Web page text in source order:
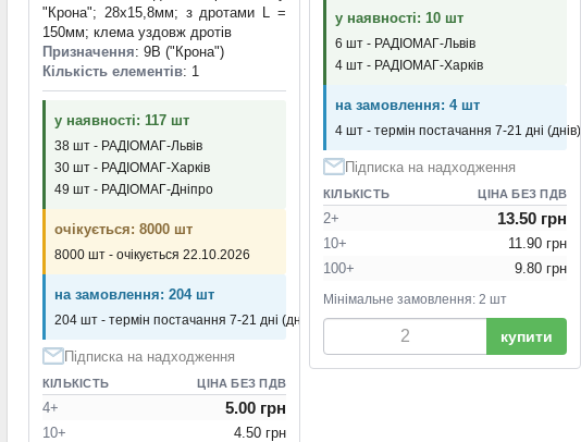
"Крона"; 28х15,8мм; з дротами L =
150мм; клема уздовж дротів
Призначення: 9В ("Крона")
Кількість елементів: 1
у наявності: 117 шт
38 шт - РАДІОМАГ-Львів
30 шт - РАДІОМАГ-Харків
49 шт - РАДІОМАГ-Дніпро
очікується: 8000 шт
8000 шт - очікується 22.10.2026
на замовлення: 204 шт
204 шт - термін постачання 7-21 дні (днів)
Підписка на надходження
КІЛЬКІСТЬ ЦІНА БЕЗ ПДВ
4+ 5.00 грн
10+ 4.50 грн
у наявності: 10 шт
6 шт - РАДІОМАГ-Львів
4 шт - РАДІОМАГ-Харків
на замовлення: 4 шт
4 шт - термін постачання 7-21 дні (днів)
Підписка на надходження
КІЛЬКІСТЬ ЦІНА БЕЗ ПДВ
2+ 13.50 грн
10+
11.90 грн
100+
9.80 грн
Мінімальне замовлення: 2 шт
купити